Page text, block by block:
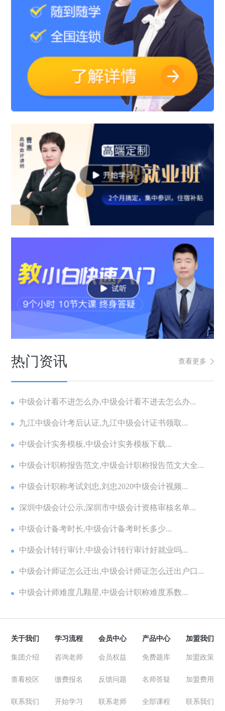
热门资讯 查看更多
中级会计看不进怎么办,中级会计看不进去怎么办...
九江中级会计考后认证,九江中级会计证书领取...
中级会计实务模板,中级会计实务模板下载...
中级会计职称报告范文,中级会计职称报告范文大全...
中级会计职称考试刘忠,刘忠2020中级会计视频...
深圳中级会计公示,深圳市中级会计资格审核名单...
中级会计备考时长,中级会计备考时长多少...
中级会计转行审计,中级会计转行审计好就业吗...
中级会计师证怎么迁出,中级会计师证怎么迁出户口...
中级会计师难度几颗星,中级会计职称难度系数...
关于我们
集团介绍
查看校区
联系我们
学习流程
咨询老师
缴费报名
开始学习
会员中心
会员权益
反馈问题
联系老师
产品中心
免费题库
名师答疑
全部课程
加盟我们
加盟政策
加盟费用
联系我们